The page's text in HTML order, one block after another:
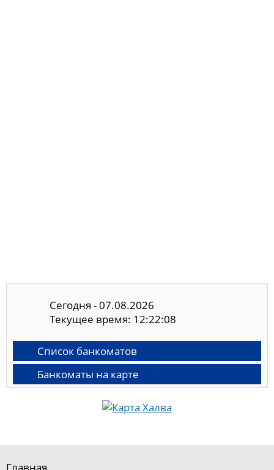
Сегодня - 07.08.2026
Текущее время: 12:22:08
Список банкоматов
Банкоматы на карте